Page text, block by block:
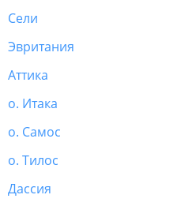
Сели
Эвритания
Аттика
о. Итака
о. Самос
о. Тилос
Дассия